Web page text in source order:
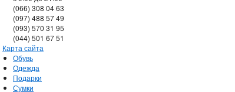
(066) 308 04 63
(097) 488 57 49
(093) 570 31 95
(044) 501 67 51
Карта сайта
Обувь
Одежда
Подарки
Сумки